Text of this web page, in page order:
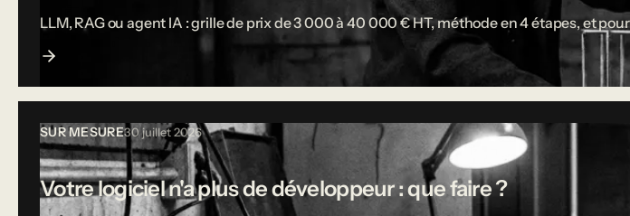
LLM, RAG ou agent IA : grille de prix de 3 000 à 40 000 € HT, méthode en 4 étapes, et
SUR MESURE30 juillet 2026
Votre logiciel n'a plus de développeur : que faire ?